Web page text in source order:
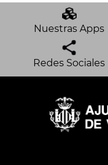
Nuestras Apps
Redes Sociales